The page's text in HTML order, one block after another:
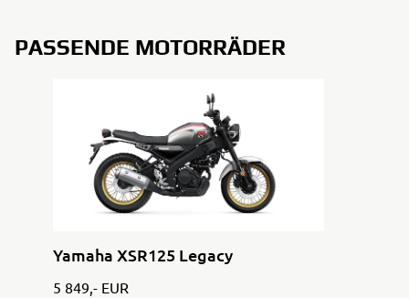
PASSENDE MOTORRÄDER
Yamaha XSR125 Legacy
5 849,- EUR